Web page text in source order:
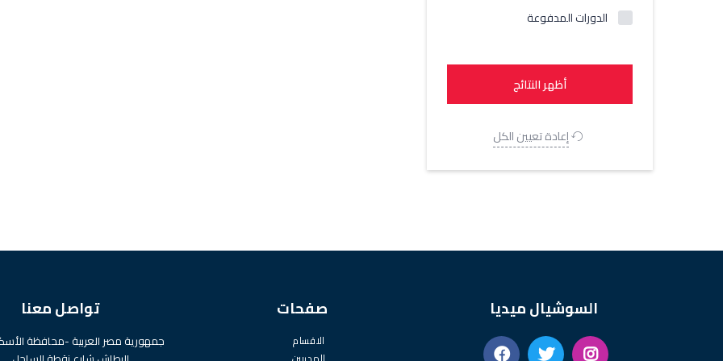
الدورات المدفوعة
إعادة تعيين الكل
السوشيال ميديا صفحات
الاقسام
تواصل معنا
جمهورية مصر العربية -محافظة